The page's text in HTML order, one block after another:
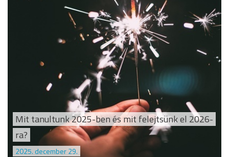
Mit tanultunk 2025-ben és mit felejtsünk el 2026-
ra?
2025. december 29.